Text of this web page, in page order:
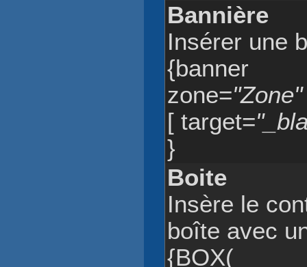
Bannière
Insérer une
{banner
zone="Zone"
[ target=
}
Boite
Insère le
boîte avec
{BOX(